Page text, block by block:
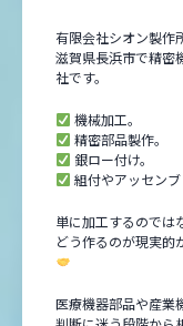
有限会社シオン製作
滋賀県長浜市で精密
社です。
機械加工。
精密部品製作。
銀ロー付け。
組付やアッセンブ
単に加工するのでは
どう作るのが現実的
医療機器部品や産業